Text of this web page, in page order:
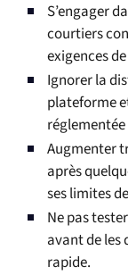
S’engager
courtiers
exigences
Ignorer la
plateforme
Augmenter
après
ses limites
Ne pas
avant de les
rapide.